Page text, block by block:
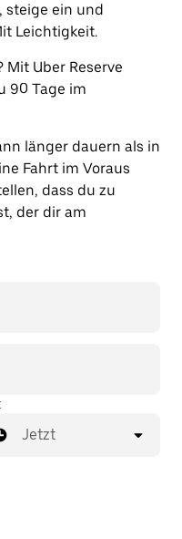
steige ein und
Leichtigkeit.
Mit Uber Reserve
90 Tage im
länger dauern als in
Fahrt im Voraus
dass du zu
der dir am
Jetzt